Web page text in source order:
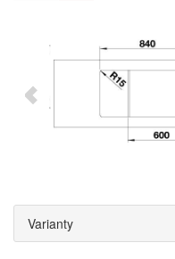
Varianty